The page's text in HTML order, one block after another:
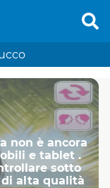
non è ancora
e tablet .
sotto
alta qualità